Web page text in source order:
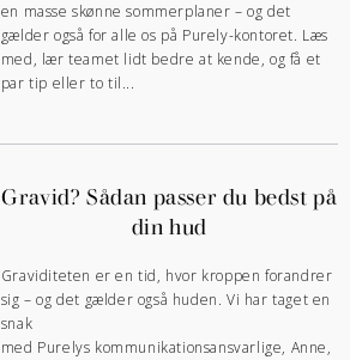
en masse skønne sommerplaner – og det
gælder også for alle os på Purely-kontoret. Læs
med, lær teamet lidt bedre at kende, og få et
par tip eller to til...
Gravid? Sådan passer du bedst på
din hud
Graviditeten er en tid, hvor kroppen forandrer
sig – og det gælder også huden. Vi har taget en
snak
med Purelys kommunikationsansvarlige, Anne,